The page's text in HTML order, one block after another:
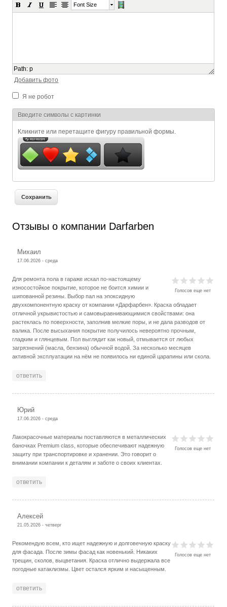
Font Size
Path:p
Добавить фото
Я не робот
Я спамер
Введите символы с картинки
Кликните или перетащите фигуру правильной формы.
Отзывы о компании Darfarben
Михаил
17.06.2026 - среда
Голосов еще нет
Для ремонта пола в гараже искал по-настоящему
износостойкое покрытие, которое не боится химии и
шипованной резины. Выбор пал на эпоксидную
двухкомпонентную краску от компании «Дарфарбен». Краска обладает
отличной укрывистостью и самовыравнивающимися свойствами: она
растеклась по поверхности, заполнив мелкие поры, и не дала разводов от
валика. После высыхания покрытие получилось невероятно прочным,
гладким и глянцевым. Пол выглядит как новый, отмывается от любых
загрязнений (масла, бензина) обычной водой. За несколько месяцев
активной эксплуатации на нём не появилось ни единой царапины или скола.
ответить
Юрий
17.06.2026 - среда
Голосов еще нет
Лакокрасочные материалы поставляются в металлических
баночках Premium class, которые обеспечивают надежную
защиту при транспортировке и хранении. Это говорит о
внимании компании к деталям и заботе о своих клиентах.
ответить
Алексей
21.05.2026 - четверг
Голосов еще нет
Рекомендую всем, кто ищет надежную и долговечную краску
для фасада. После зимы фасад как новенький. Никаких
трещин, сколов, выцветания. Краска отлично выдержала все
погодные катаклизмы. Цвет остался ярким и насыщенным.
ответить